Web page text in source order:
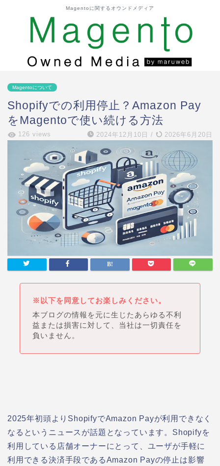
Magentoに関するオウンドメディア
Magentoについて
Shopifyでの利用停止？Amazon Pay
をMagentoで使い続ける方法
126 views 2024年12月10日 / 2026年6月20日
※以下を同意してお楽しみください。
本ブログの情報を元に生じたあらゆる不利
益または損害に対して、当社は一切責任を
負いません。
2025年初頭よりShopifyでAmazon Payが利用できなく
なるというニュースが話題となっています。Shopifyを
利用している店舗オーナーにとって、ユーザが手軽に
利用できる決済手段であるAmazon Payの停止は影響